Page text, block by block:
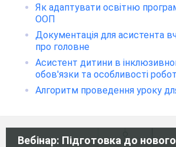
Як адаптувати освітню
ООП
Документація для асистента
про головне
Асистент дитини в
обов'язки та особливості
Алгоритм проведення уроку
Вебінар: Підготовка до